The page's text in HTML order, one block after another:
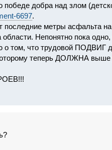
победе добра над злом
6697.
метры асфальта
Непонятно пока
о том, что трудовой
теперь ДОЛЖНА выше